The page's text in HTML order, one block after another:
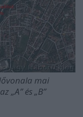
mai
„A” és „B”